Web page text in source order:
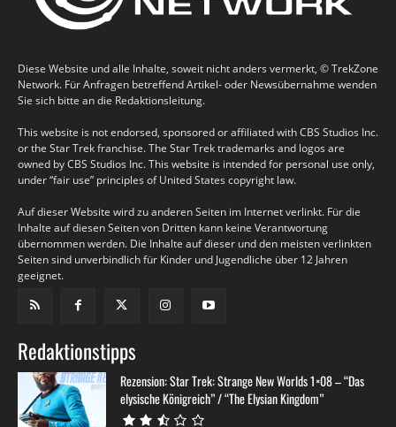
Diese Website und alle Inhalte, soweit nicht anders vermerkt, © TrekZone
Network. Für Anfragen betreffend Artikel- oder Newsübernahme wenden
Sie sich bitte an die Redaktionsleitung.
This website is not endorsed, sponsored or affiliated with CBS Studios Inc.
or the Star Trek franchise. The Star Trek trademarks and logos are
owned by CBS Studios Inc. This website is intended for personal use only,
under “fair use” principles of United States copyright law.
Auf dieser Website wird zu anderen Seiten im Internet verlinkt. Für die
Inhalte auf diesen Seiten von Dritten kann keine Verantwortung
übernommen werden. Die Inhalte auf dieser und den meisten verlinkten
Seiten sind unverbindlich für Kinder und Jugendliche über 12 Jahren
geeignet.
Redaktionstipps
Rezension: Star Trek: Strange New Worlds 1×08 – “Das
elysische Königreich” / “The Elysian Kingdom”